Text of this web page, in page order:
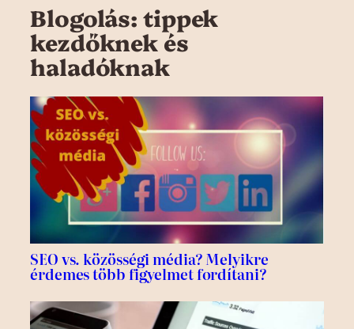
Blogolás: tippek
kezdőknek és
haladóknak
SEO vs. közösségi média? Melyikre
érdemes több figyelmet fordítani?